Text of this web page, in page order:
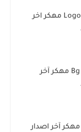
تحميل Logo Maker مهكر اخر
تحميل Bg Eraser مهكر آخر
تحميل InShot مهكر آخر اصدار